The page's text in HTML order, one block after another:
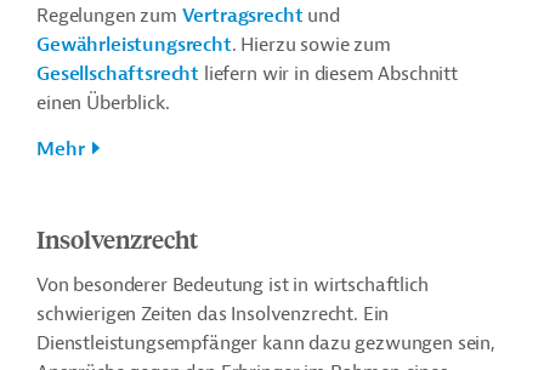
Regelungen zum Vertragsrecht und
Gewährleistungsrecht. Hierzu sowie zum
Gesellschaftsrecht liefern wir in diesem Abschnitt
einen Überblick.
Mehr
Insolvenzrecht
Von besonderer Bedeutung ist in wirtschaftlich
schwierigen Zeiten das Insolvenzrecht. Ein
Dienstleistungsempfänger kann dazu gezwungen sein,